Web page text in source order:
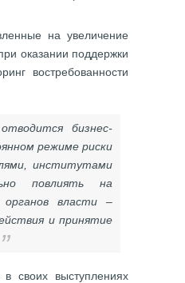
на увеличение
оказании поддержки
востребованности
бизнес-
режиме риски
институтами
повлиять на
органов власти –
и принятие
своих выступлениях